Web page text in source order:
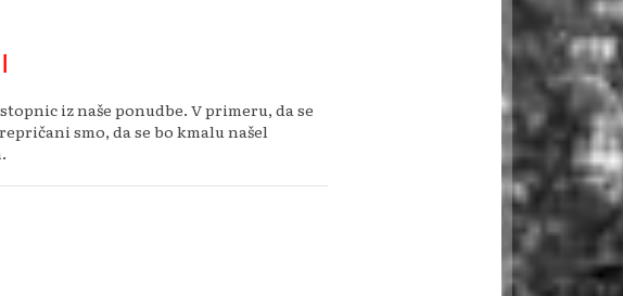
iz naše ponudbe. V primeru, da se
smo, da se bo kmalu našel